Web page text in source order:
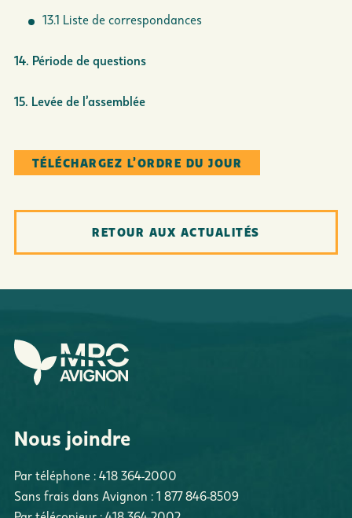
13.1 Liste de correspondances
14. Période de questions
15. Levée de l’assemblée
TÉLÉCHARGEZ L’ORDRE DU JOUR
RETOUR AUX ACTUALITÉS
Nous joindre
Par téléphone : 418 364-2000
Sans frais dans Avignon : 1 877 846-8509